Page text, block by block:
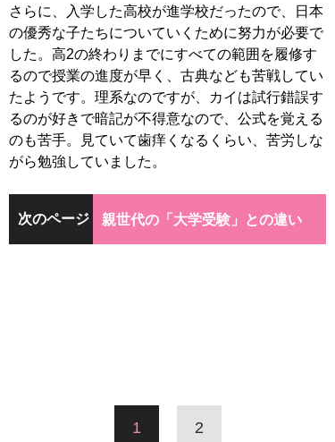
さらに、入学した高校が進学校だったので、日本
の優秀な子たちについていくために努力が必要で
した。高2の終わりまでにすべての範囲を履修す
るので授業の進度が早く、古典なども苦戦してい
たようです。理系なのですが、カイは試行錯誤す
るのが好きで暗記が不得意なので、公式を覚える
のも苦手。見ていて歯痒くなるくらい、苦労しな
がら勉強していました。
次のページ 親世代の「大学受験」との違い
1 2